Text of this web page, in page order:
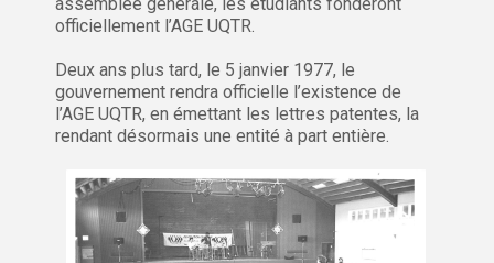
officiellement l’AGE UQTR.
Deux ans plus tard, le 5 janvier 1977, le
gouvernement rendra officielle l’existence de
l’AGE UQTR, en émettant les lettres patentes, la
rendant désormais une entité à part entière.